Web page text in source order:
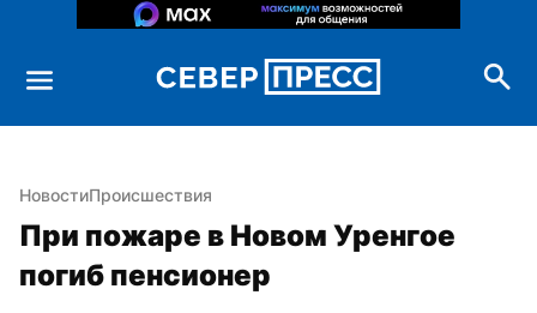
НовостиПроисшествия
При пожаре в Новом Уренгое
погиб пенсионер